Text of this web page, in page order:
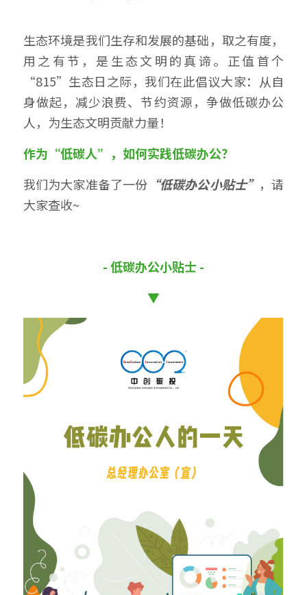
生态环境是我们生存和发展的基础，取之有度，
用之有节，是生态文明的真谛。正值首个
“815”生态日之际，我们在此倡议大家：从自
身做起，减少浪费、节约资源，争做低碳办公
人，为生态文明贡献力量！
作为“低碳人”，如何实践低碳办公？
我们为大家准备了一份 “低碳办公小贴士” ，请
大家查收~
- 低碳办公小贴士 -
▼